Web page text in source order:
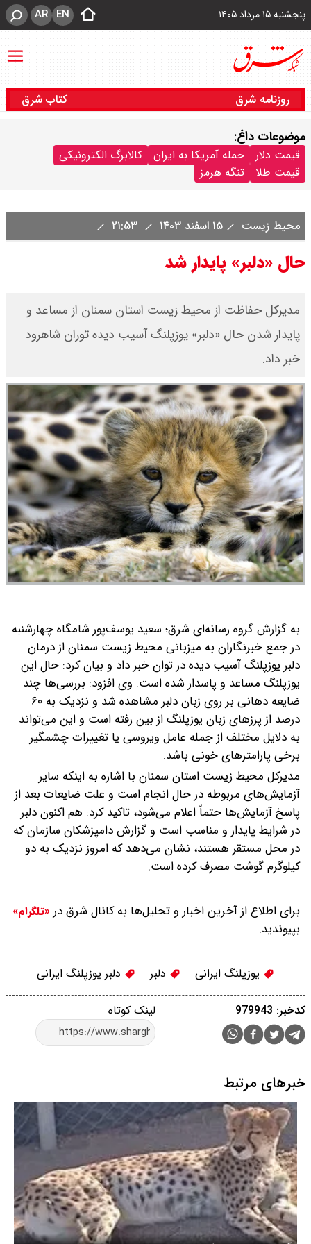
پنجشنبه ۱۵ مرداد ۱۴۰۵ EN
AR
روزنامه شرق کتاب شرق
موضوعات داغ:
قیمت دلار حمله آمریکا به ایران
کالابرگ الکترونیکی
قیمت طلا
تنگه هرمز
محیط‌ زیست ۱۵ اسفند ۱۴۰۳
حال «دلبر» پایدار شد
مدیرکل حفاظت از محیط زیست استان سمنان از مساعد و
پایدار شدن حال «دلبر» یوزپلنگ آسیب دیده توران شاهرود
خبر داد.
به گزارش گروه رسانه‌ای شرق؛ سعید یوسف‌پور شامگاه چهارشنبه
در جمع خبرنگاران به میزبانی محیط زیست سمنان از درمان
دلبر یوزپلنگ آسیب دیده در توان خبر داد و بیان کرد: حال این
یوزپلنگ مساعد و پاسدار شده است. وی افزود: بررسی‌ها چند
ضایعه دهانی بر روی زبان دلبر مشاهده شد و نزدیک به ۶۰
درصد از پرزهای زبان یوزپلنگ از بین رفته است و این می‌تواند
به دلایل مختلف از جمله عامل ویروسی یا تغییرات چشمگیر
برخی پارامترهای خونی باشد.
مدیرکل محیط زیست استان سمنان با اشاره به اینکه سایر
آزمایش‌های مربوطه در حال انجام است و علت ضایعات بعد از
پاسخ آزمایش‌ها حتماً اعلام می‌شود، تاکید کرد: هم اکنون دلبر
در شرایط پایدار و مناسب است و گزارش دامپزشکان سازمان که
در محل مستقر هستند، نشان می‌دهد که امروز نزدیک به دو
کیلوگرم گوشت مصرف کرده است.
برای اطلاع از آخرین اخبار و تحلیل‌ها به کانال شرق در «تلگرام»
بپیوندید.
یوزپلنگ ایرانی دلبر دلبر یوزپلنگ ایرانی
لینک کوتاه کدخبر: 979943
خبرهای مرتبط